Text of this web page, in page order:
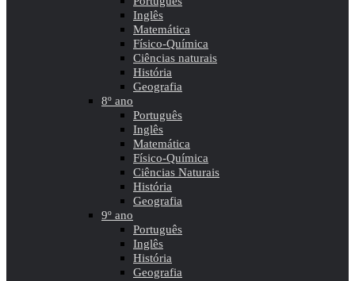
Inglês
Matemática
Físico-Química
Ciências naturais
História
Geografia
8º ano
Português
Inglês
Matemática
Físico-Química
Ciências Naturais
História
Geografia
9º ano
Português
Inglês
História
Geografia